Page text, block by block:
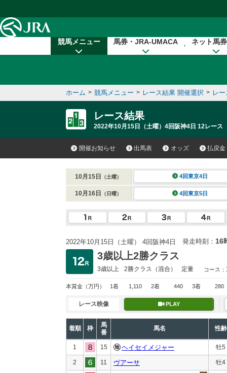
競馬メニュー 馬券・JRA-UMACA ネット馬
ホーム > 競馬メニュー > レース結果 開催選択 > レ
レース結果
2022年10月15日（土曜）4回阪神4日 12レース
開催お知らせ 出馬表 オッズ 払戻金
10月15日 （土曜） 4回東京4日
10月16日 （日曜） 4回東京5日
2022年10月15日（土曜） 4回阪神4日 発走時刻： 16
3歳以上2勝クラス
3歳以上 2勝クラス （混合） 定量 コース：
本賞金 （万円） 1着 1,110 2着 440 3着 280
レース映像 PLAY
着順 枠
馬
番
馬名 性齢
1 15 ヘイセイメジャー 牡5
2 11 ヴアーサ 牡4